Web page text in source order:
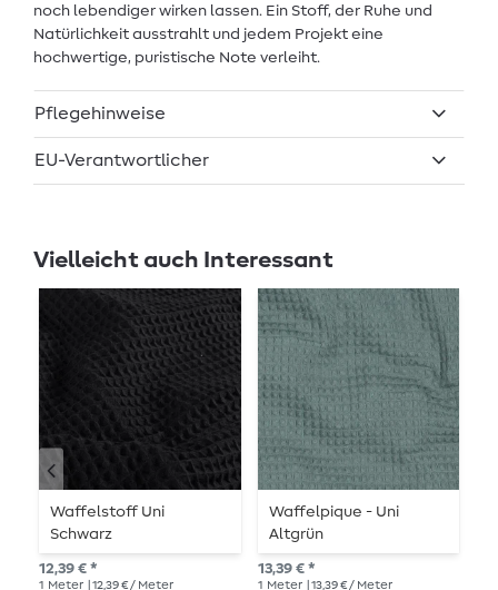
noch lebendiger wirken lassen. Ein Stoff, der Ruhe und
Natürlichkeit ausstrahlt und jedem Projekt eine
hochwertige, puristische Note verleiht.
Pflegehinweise
EU-Verantwortlicher
Vielleicht auch Interessant
Waffelstoff Uni
Schwarz
12,39 € *
1 Meter | 12,39 € / Meter
Waffelpique - Uni
Altgrün
13,39 € *
1 Meter | 13,39 € / Meter